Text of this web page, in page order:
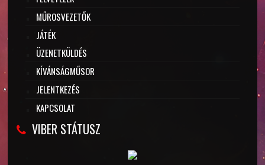
MŰROSVEZETŐK
JÁTÉK
ÜZENETKÜLDÉS
KÍVÁNSÁGMŰSOR
JELENTKEZÉS
KAPCSOLAT
VIBER STÁTUSZ